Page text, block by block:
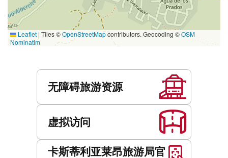
Leaflet | Tiles ©OpenStreetMapcontributors. Geocoding ©OSM
Nominatim
无障碍旅游资源
虚拟访问
卡斯蒂利亚莱昂旅游局官